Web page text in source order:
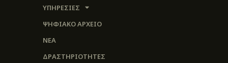
ΥΠΗΡΕΣΙΕΣ
ΨΗΦΙΑΚΌ ΑΡΧΕΊΟ
ΝΕΑ
ΔΡΑΣΤΗΡΙΟΤΗΤΕΣ